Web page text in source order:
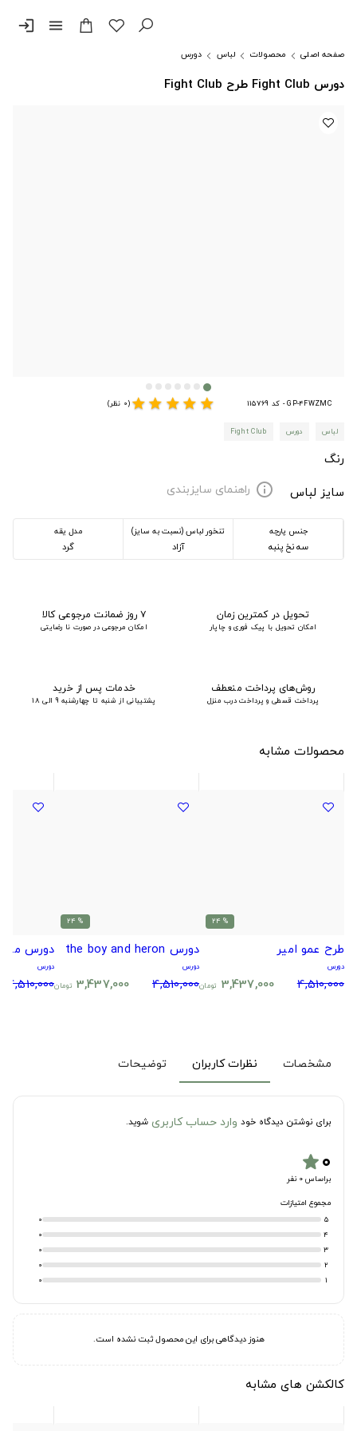
menu
login
صفحه اصلی محصولات لباس دورس
دورس Fight Club طرح Fight Club
GP-4FWZMC - کد 115769 star
star
star
star
star(0 نظر)
لباس دورس Fight Club
رنگ
سایز لباس
info راهنمای سایزبندی
جنس پارچه
سه نخ پنبه
تنخور لباس (نسبت به سایز)
آزاد
مدل یقه
گرد
تحویل در کمترین زمان
امکان تحویل با پیک فوری و چاپار
۷ روز ضمانت مرجوعی کالا
امکان مرجوعی در صورت نا رضایتی
روش‌های پرداخت منعطف
پرداخت قسطی و پرداخت درب منزل
خدمات پس از خرید
پشتیبانی از شنبه تا چهارشنبه 9 الی 18
محصولات مشابه
% 24
طرح عمو امیر
دورس
4,510,000
3,437,000 تومان
% 24
دورس the boy and heron
دورس
4,510,000
3,437,000 تومان
دورس
دورس
4,510,000
مشخصات نظرات کاربران توضیحات
برای نوشتن دیدگاه خود وارد حساب کاربری شوید.
۰star
براساس 0 نفر
مجموع امتیازات
5
0
4
0
3
0
2
0
1
0
هنوز دیدگاهی برای این محصول ثبت نشده است.
کالکشن های مشابه